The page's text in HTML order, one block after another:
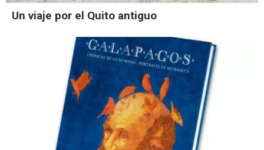
Un viaje por el Quito antiguo